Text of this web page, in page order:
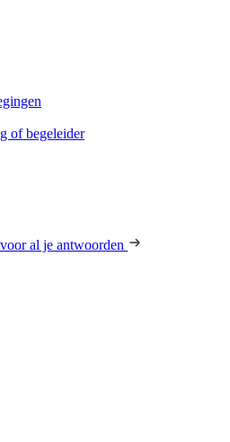
of begeleider
al je antwoorden